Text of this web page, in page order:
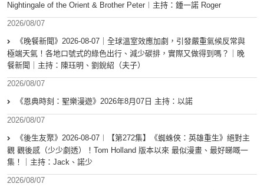
Nightingale of the Orient & Brother Peter︱主持：鍾一諾 Roger
2026/08/07
《晚餐新聞》2026-08-07｜全球溫室效應加劇，引發嚴重氣候反常與
極端天氣！各地口號式的綠色出行、減少碳排，實際又做得到嗎？｜晚
餐新聞｜主持：陳珏明、劉銳紹（夫子）
2026/08/07
《恩典時刻：聖樂漫遊》2026年8月07日 主持：以諾
2026/08/07
《後生友聚》2026-08-07︱【第272集】《蜘蛛俠：英雄重生》絕對主
觀 觀後感（少少劇透）！Tom Holland 版本以來 最似漫畫、最好睇嘅一
集！｜主持：Jack、諾少
2026/08/07